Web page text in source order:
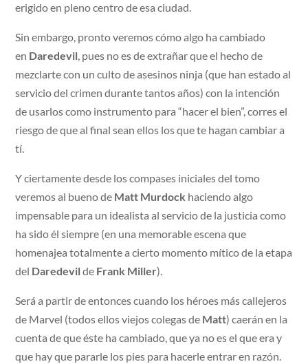
erigido en pleno centro de esa ciudad.
Sin embargo, pronto veremos cómo algo ha cambiado
en Daredevil, pues no es de extrañar que el hecho de
mezclarte con un culto de asesinos ninja (que han estado al
servicio del crimen durante tantos años) con la intención
de usarlos como instrumento para “hacer el bien”, corres el
riesgo de que al final sean ellos los que te hagan cambiar a
tí.
Y ciertamente desde los compases iniciales del tomo
veremos al bueno de Matt Murdock haciendo algo
impensable para un idealista al servicio de la justicia como
ha sido él siempre (en una memorable escena que
homenajea totalmente a cierto momento mítico de la etapa
del Daredevilde Frank Miller).
Será a partir de entonces cuando los héroes más callejeros
de Marvel (todos ellos viejos colegas de Matt) caerán en la
cuenta de que éste ha cambiado, que ya no es el que era y
que hay que pararle los pies para hacerle entrar en razón.